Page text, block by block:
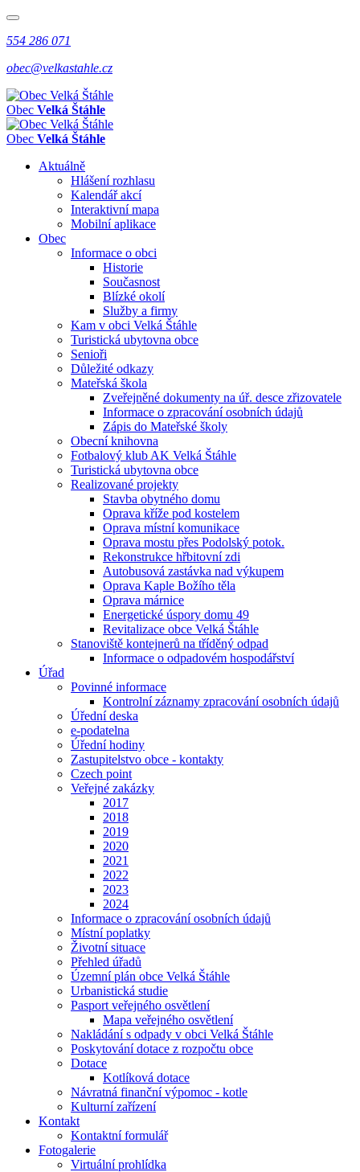
554 286 071
obec@velkastahle.cz
Obec Velká Štáhle
Obec Velká Štáhle
Aktuálně
Hlášení rozhlasu
Kalendář akcí
Interaktivní mapa
Mobilní aplikace
Obec
Informace o obci
Historie
Současnost
Blízké okolí
Služby a firmy
Kam v obci Velká Štáhle
Turistická ubytovna obce
Senioři
Důležité odkazy
Mateřská škola
Zveřejněné dokumenty na úř. desce zřizovatele
Informace o zpracování osobních údajů
Zápis do Mateřské školy
Obecní knihovna
Fotbalový klub AK Velká Štáhle
Turistická ubytovna obce
Realizované projekty
Stavba obytného domu
Oprava kříže pod kostelem
Oprava místní komunikace
Oprava mostu přes Podolský potok.
Rekonstrukce hřbitovní zdi
Autobusová zastávka nad výkupem
Oprava Kaple Božího těla
Oprava márnice
Energetické úspory domu 49
Revitalizace obce Velká Štáhle
Stanoviště kontejnerů na tříděný odpad
Informace o odpadovém hospodářství
Úřad
Povinné informace
Kontrolní záznamy zpracování osobních údajů
Úřední deska
e-podatelna
Úřední hodiny
Zastupitelstvo obce - kontakty
Czech point
Veřejné zakázky
2017
2018
2019
2020
2021
2022
2023
2024
Informace o zpracování osobních údajů
Místní poplatky
Životní situace
Přehled úřadů
Územní plán obce Velká Štáhle
Urbanistická studie
Pasport veřejného osvětlení
Mapa veřejného osvětlení
Nakládání s odpady v obci Velká Štáhle
Poskytování dotace z rozpočtu obce
Dotace
Kotlíková dotace
Návratná finanční výpomoc - kotle
Kulturní zařízení
Kontakt
Kontaktní formulář
Fotogalerie
Virtuální prohlídka